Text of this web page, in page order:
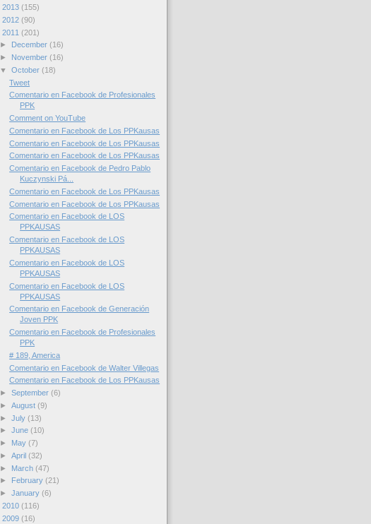
2013 (155)
2012 (90)
2011 (201)
►
December (16)
►
November (16)
▼ October (18)
Tweet
Comentario en Facebook de Profesionales
PPK
Comment on YouTube
Comentario en Facebook de Los PPKausas
Comentario en Facebook de Los PPKausas
Comentario en Facebook de Los PPKausas
Comentario en Facebook de Pedro Pablo
Kuczynski Pá...
Comentario en Facebook de Los PPKausas
Comentario en Facebook de Los PPKausas
Comentario en Facebook de LOS
PPKAUSAS
Comentario en Facebook de LOS
PPKAUSAS
Comentario en Facebook de LOS
PPKAUSAS
Comentario en Facebook de LOS
PPKAUSAS
Comentario en Facebook de Generación
Joven PPK
Comentario en Facebook de Profesionales
PPK
# 189, America
Comentario en Facebook de Walter Villegas
Comentario en Facebook de Los PPKausas
► September (6)
► August (9)
► July (13)
► June (10)
►
May (7)
► April (32)
►
March (47)
►
February (21)
► January (6)
2010 (116)
2009 (16)